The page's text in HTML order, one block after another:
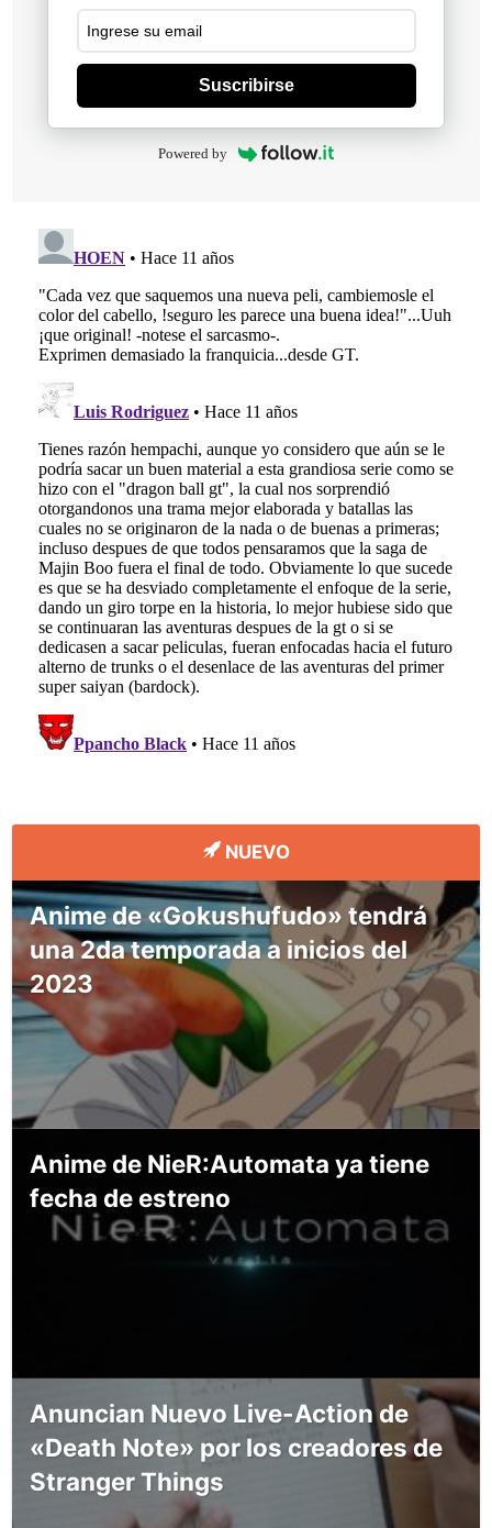
Suscribirse
Powered by
NUEVO
Anime de «Gokushufudo» tendrá
una 2da temporada a inicios del
2023
Anime de NieR:Automata ya tiene
fecha de estreno
Anuncian Nuevo Live-Action de
«Death Note» por los creadores de
Stranger Things